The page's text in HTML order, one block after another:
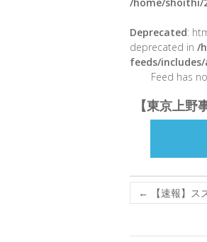
Deprecated:
deprecated in /
feeds/
Feed has
【東京上
←
【速報】ス